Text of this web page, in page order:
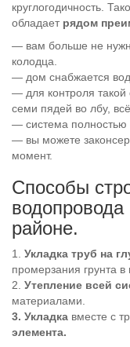
круглогодичность.
обладаетрядом
— вам больше не
колодца.
— дом снабжается
— для контроля
семи пядей во лбу,
— система полностью
— вы можете
момент.
Способы
районе.
1. Укладка труб на
промерзания грунта
2. Утепление всей
материалами.
3. Укладка вместе с
элемента.